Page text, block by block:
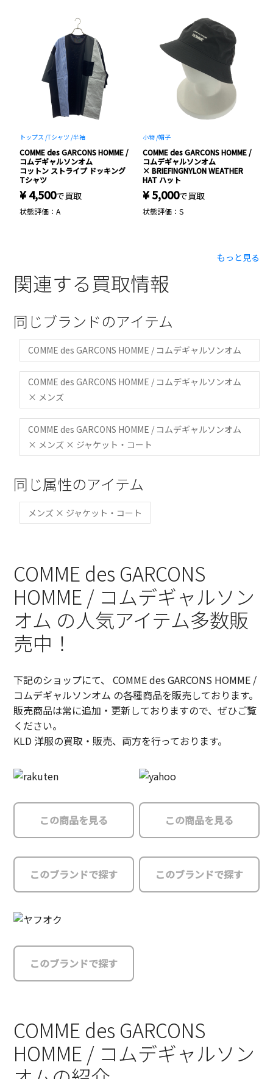
トップス /Tシャツ /半袖
COMME des GARCONS HOMME /
コムデギャルソンオム
コットン ストライプ ドッキング
Tシャツ
¥ 4,500で買取
状態評価：A
小物 /帽子
COMME des GARCONS HOMME /
コムデギャルソンオム
× BRIEFINGNYLON WEATHER
HAT ハット
¥ 5,000で買取
状態評価：S
もっと見る
関連する買取情報
同じブランドのアイテム
COMME des GARCONS HOMME / コムデギャルソンオム
COMME des GARCONS HOMME / コムデギャルソンオム
× メンズ
COMME des GARCONS HOMME / コムデギャルソンオム
× メンズ × ジャケット・コート
同じ属性のアイテム
メンズ × ジャケット・コート
COMME des GARCONS
HOMME / コムデギャルソン
オム の人気アイテム多数販
売中！
下記のショップにて、 COMME des GARCONS HOMME /
コムデギャルソンオム の各種商品を販売しております。
販売商品は常に追加・更新しておりますので、ぜひご覧
ください。
KLD 洋服の買取・販売、両方を行っております。
この商品を見る
このブランドで探す
この商品を見る
このブランドで探す
このブランドで探す
COMME des GARCONS
HOMME / コムデギャルソン